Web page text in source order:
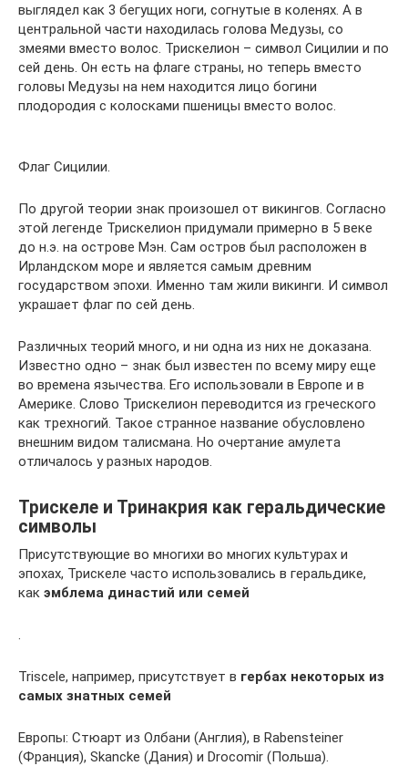
выглядел как 3 бегущих ноги, согнутые в коленях. А в
центральной части находилась голова Медузы, со
змеями вместо волос. Трискелион – символ Сицилии и по
сей день. Он есть на флаге страны, но теперь вместо
головы Медузы на нем находится лицо богини
плодородия с колосками пшеницы вместо волос.
Флаг Сицилии.
По другой теории знак произошел от викингов. Согласно
этой легенде Трискелион придумали примерно в 5 веке
до н.э. на острове Мэн. Сам остров был расположен в
Ирландском море и является самым древним
государством эпохи. Именно там жили викинги. И символ
украшает флаг по сей день.
Различных теорий много, и ни одна из них не доказана.
Известно одно – знак был известен по всему миру еще
во времена язычества. Его использовали в Европе и в
Америке. Слово Трискелион переводится из греческого
как трехногий. Такое странное название обусловлено
внешним видом талисмана. Но очертание амулета
отличалось у разных народов.
Трискеле и Тринакрия как геральдические
символы
Присутствующие во многихи во многих культурах и
эпохах, Трискеле часто использовались в геральдике,
как эмблема династий или семей
.
Triscele, например, присутствует в гербах некоторых из
самых знатных семей
Европы: Стюарт из Олбани (Англия), в Rabensteiner
(Франция), Skancke (Дания) и Drocomir (Польша).